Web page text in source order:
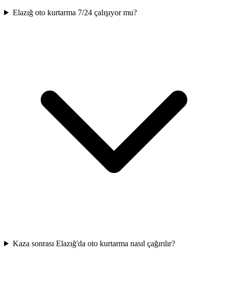
Elazığ oto kurtarma 7/24 çalışıyor mu?
Kaza sonrası Elazığ'da oto kurtarma nasıl çağırılır?